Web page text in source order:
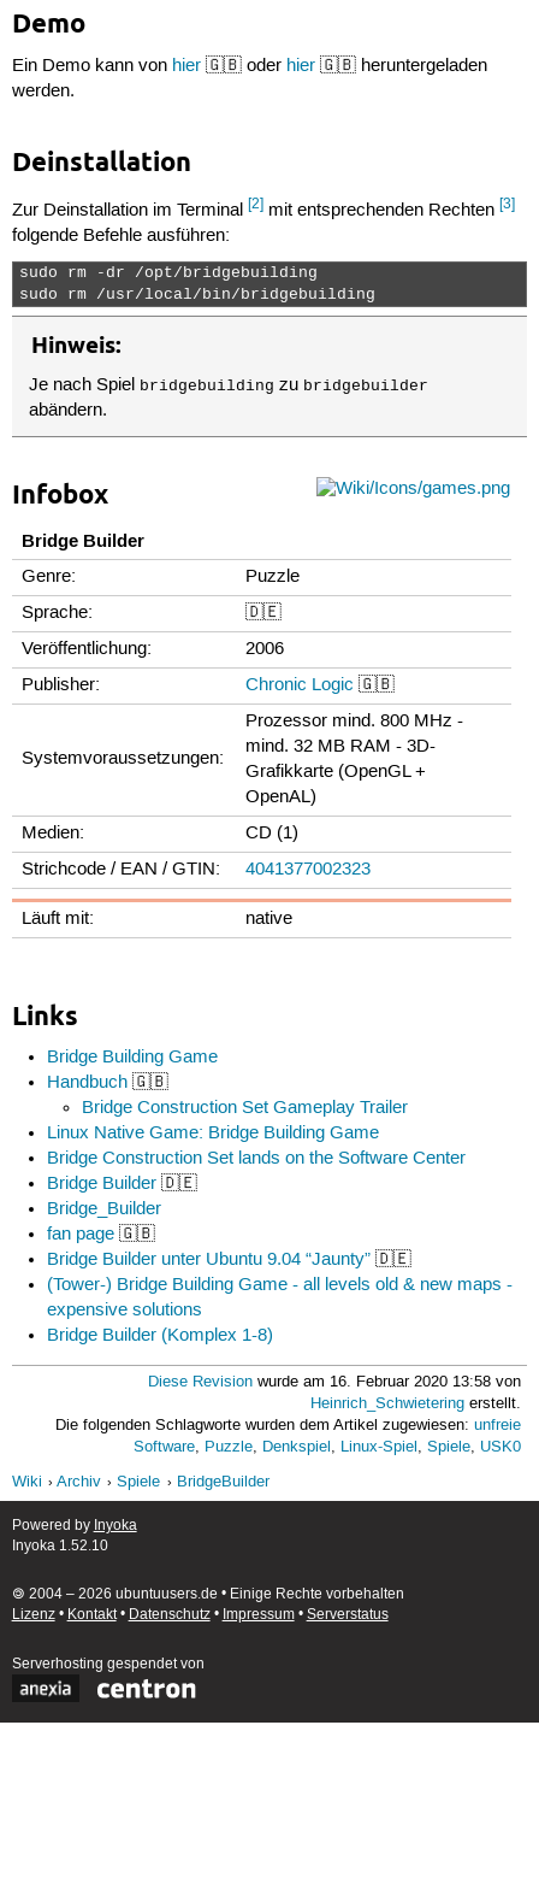
Demo
Ein Demo kann von hier🇬🇧 oder hier🇬🇧 heruntergeladen
werden.
Deinstallation
Zur Deinstallation im Terminal [2]mit entsprechenden Rechten [3]
folgende Befehle ausführen:
sudo rm -dr /opt/bridgebuilding
sudo rm /usr/local/bin/bridgebuilding
Hinweis:
Je nach Spiel bridgebuilding zu bridgebuilder
abändern.
Infobox
Bridge Builder
Genre:
Puzzle
Sprache:
🇩🇪
Veröffentlichung:
2006
Publisher:
Chronic Logic 🇬🇧
Systemvoraussetzungen:
Prozessor mind. 800 MHz -
mind. 32 MB RAM - 3D-
Grafikkarte (OpenGL +
OpenAL)
Medien:
CD (1)
Strichcode / EAN / GTIN:
4041377002323
Läuft mit: native
Links
Bridge Building Game
Handbuch 🇬🇧
Bridge Construction Set Gameplay Trailer
Linux Native Game: Bridge Building Game
Bridge Construction Set lands on the Software Center
Bridge Builder 🇩🇪
Bridge_Builder
fan page 🇬🇧
Bridge Builder unter Ubuntu 9.04 “Jaunty” 🇩🇪
(Tower-) Bridge Building Game - all levels old & new maps -
expensive solutions
Bridge Builder (Komplex 1-8)
Diese Revision wurde am 16. Februar 2020 13:58 von
Heinrich_Schwietering erstellt.
Die folgenden Schlagworte wurden dem Artikel zugewiesen:unfreie
Software, Puzzle, Denkspiel, Linux-Spiel,Spiele, USK0
Wiki
Archiv Spiele BridgeBuilder
Powered by Inyoka
Inyoka 1.52.10
🄯 2004 – 2026 ubuntuusers.de • Einige Rechte vorbehalten
Lizenz• Kontakt• Datenschutz• Impressum• Serverstatus
Serverhosting gespendet von